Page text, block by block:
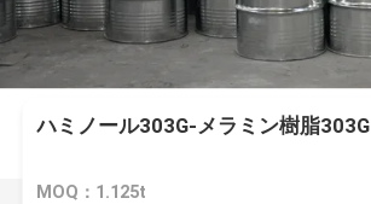
ハミノール303G-メラミン樹脂303G
MOQ：1.125t